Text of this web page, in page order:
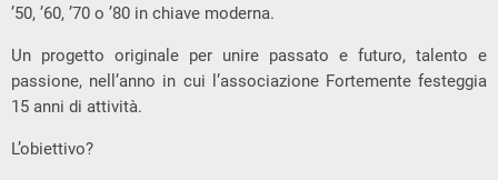
’50, ’60, ’70 o ’80 in chiave moderna.
Un progetto originale per unire passato e futuro, talento e
passione, nell’anno in cui l’associazione Fortemente festeggia
15 anni di attività.
L’obiettivo?